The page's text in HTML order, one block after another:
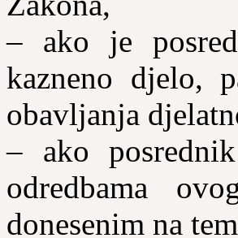
– ako je
kazneno djelo,
obavljanja
– ako
odred­bama
donesenim na